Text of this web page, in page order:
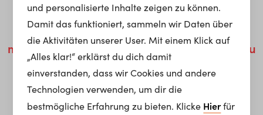
Sei versichert, dass wir die passenden Nerds
verständigt haben, um sich so schnell wie
möglich um die Behebung dieses Problems zu
kümmern.
Homepage
und personalisierte Inhalte zeigen zu können.
Damit das funktioniert, sammeln wir Daten über
die Aktivitäten unserer User. Mit einem Klick auf
„Alles klar!“ erklärst du dich damit
einverstanden, dass wir Cookies und andere
Technologien verwenden, um dir die
bestmögliche Erfahrung zu bieten. Klicke Hierfür